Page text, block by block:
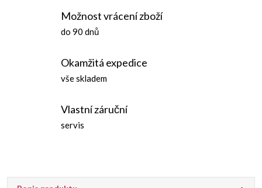
Možnost vrácení zboží
do 90 dnů
Okamžitá expedice
vše skladem
Vlastní záruční
servis